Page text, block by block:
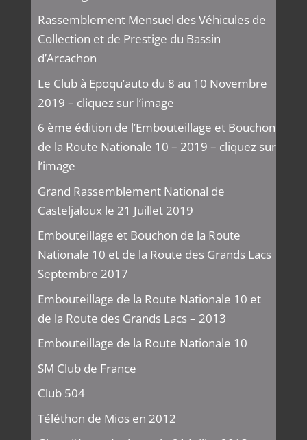
Rassemblement Mensuel des Véhicules de
Collection et de Prestige du Bassin
d’Arcachon
Le Club à Epoqu’auto du 8 au 10 Novembre
2019 – cliquez sur l’image
6 ème édition de l’Embouteillage et Bouchon
de la Route Nationale 10 – 2019 – cliquez sur
l’image
Grand Rassemblement National de
Casteljaloux le 21 Juillet 2019
Embouteillage et Bouchon de la Route
Nationale 10 et de la Route des Grands Lacs
Septembre 2017
Embouteillage de la Route Nationale 10 et
de la Route des Grands Lacs – 2013
Embouteillage de la Route Nationale 10
SM Club de France
Club 504
Téléthon de Mios en 2012